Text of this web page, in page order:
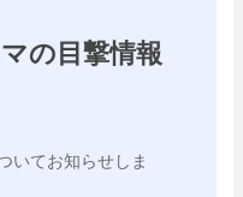
の目撃情報
いてお知らせしま